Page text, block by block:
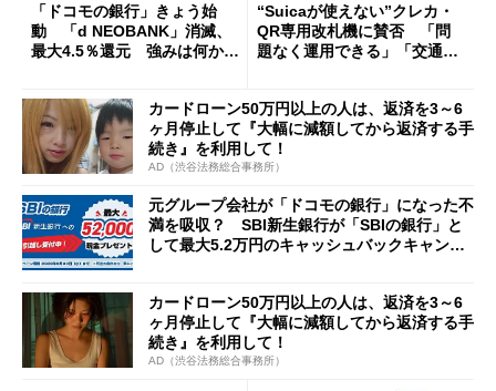
「ドコモの銀行」きょう始
動 「d NEOBANK」消滅、
最大4.5％還元 強みは何か解
“Suicaが使えない”クレカ・
QR専用改札機に賛否 「問
題なく運用できる」「交通系I
カードローン50万円以上の人は、返済を3～6
ヶ月停止して『大幅に減額してから返済する手
続き』を利用して！
AD（渋谷法務総合事務所）
元グループ会社が「ドコモの銀行」になった不
満を吸収？ SBI新生銀行が「SBIの銀行」と
して最大5.2万円のキャッシュバックキャンペ
カードローン50万円以上の人は、返済を3～6
ヶ月停止して『大幅に減額してから返済する手
続き』を利用して！
AD（渋谷法務総合事務所）